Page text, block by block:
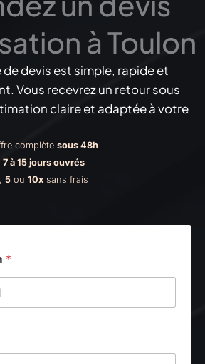
à Toulon
devis est simple, rapide et
Vous recevrez un retour sous
claire et adaptée à votre
complète sous 48h
7 à 15 jours ouvrés
5ou 10xsans frais
*